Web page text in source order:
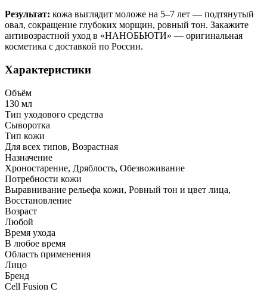
Результат: кожа выглядит моложе на 5–7 лет — подтянутый
овал, сокращение глубоких морщин, ровный тон. Закажите
антивозрастной уход в «НАНОБЬЮТИ» — оригинальная
косметика с доставкой по России.
Характеристики
Объём
130 мл
Тип уходового средства
Сыворотка
Тип кожи
Для всех типов, Возрастная
Назначение
Хроностарение, Дряблость, Обезвоживание
Потребности кожи
Выравнивание рельефа кожи, Ровный тон и цвет лица,
Восстановление
Возраст
Любой
Время ухода
В любое время
Область применения
Лицо
Бренд
Cell Fusion C